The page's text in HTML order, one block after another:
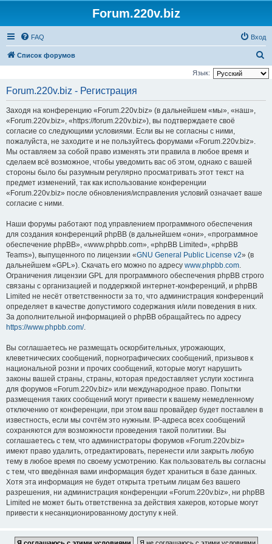
Forum.220v.biz
FAQ Вход
Список форумов
о
Язык:
Forum.220v.biz - Регистрация
Заходя на конференцию «Forum.220v.biz» (в дальнейшем «мы», «наш»,
«Forum.220v.biz», «https://forum.220v.biz»), вы подтверждаете своё
согласие со следующими условиями. Если вы не согласны с ними,
пожалуйста, не заходите и не пользуйтесь форумами «Forum.220v.biz».
Мы оставляем за собой право изменять эти правила в любое время и
сделаем всё возможное, чтобы уведомить вас об этом, однако с вашей
стороны было бы разумным регулярно просматривать этот текст на
предмет изменений, так как использование конференции
«Forum.220v.biz» после обновления/исправления условий означает ваше
согласие с ними.
Наши форумы работают под управлением программного обеспечения
для создания конференций phpBB (в дальнейшем «они», «программное
обеспечение phpBB», «www.phpbb.com», «phpBB Limited», «phpBB
Teams»), выпущенного по лицензии «GNU General Public License v2» (в
дальнейшем «GPL»). Скачать его можно по адресу www.phpbb.com.
Ограничения лицензии GPL для программного обеспечения phpBB строго
связаны с организацией и поддержкой интернет-конференций, и phpBB
Limited не несёт ответственности за то, что администрация конференций
определяет в качестве допустимого содержания и/или поведения в них.
За дополнительной информацией о phpBB обращайтесь по адресу
https://www.phpbb.com/.
Вы соглашаетесь не размещать оскорбительных, угрожающих,
клеветнических сообщений, порнографических сообщений, призывов к
национальной розни и прочих сообщений, которые могут нарушить
законы вашей страны, страны, которая предоставляет услуги хостинга
для форумов «Forum.220v.biz» или международное право. Попытки
размещения таких сообщений могут привести к вашему немедленному
отключению от конференции, при этом ваш провайдер будет поставлен в
известность, если мы сочтём это нужным. IP-адреса всех сообщений
сохраняются для возможности проведения такой политики. Вы
соглашаетесь с тем, что администраторы форумов «Forum.220v.biz»
имеют право удалить, отредактировать, перенести или закрыть любую
тему в любое время по своему усмотрению. Как пользователь вы согласны
с тем, что введённая вами информация будет храниться в базе данных.
Хотя эта информация не будет открыта третьим лицам без вашего
разрешения, ни администрация конференции «Forum.220v.biz», ни phpBB
Limited не может быть ответственна за действия хакеров, которые могут
привести к несанкционированному доступу к ней.